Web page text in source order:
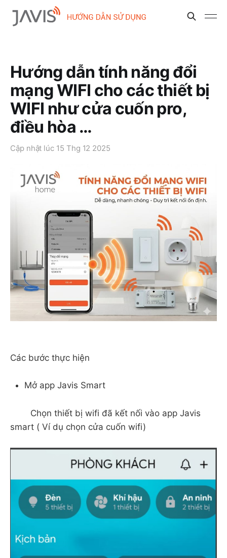
Hướng dẫn tính năng đổi
mạng WIFI cho các thiết bị
WIFI như cửa cuốn pro,
điều hòa …
Cập nhật lúc 15 Thg 12 2025
Các bước thực hiện
Mở app Javis Smart
Chọn thiết bị wifi đã kết nối vào app Javis
smart ( Ví dụ chọn cửa cuốn wifi)